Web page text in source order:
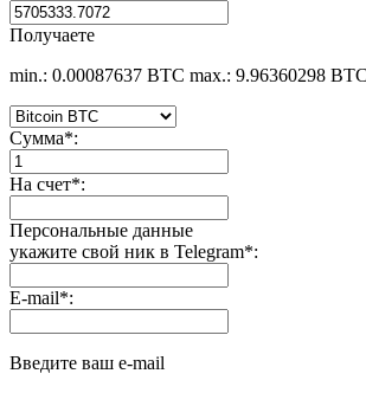
Получаете
min.: 0.00087637 BTC max.: 9.96360298 BTC
Сумма*:
На счет*:
Персональные данные
укажите свой ник в Telegram*:
E-mail*:
Введите ваш e-mail